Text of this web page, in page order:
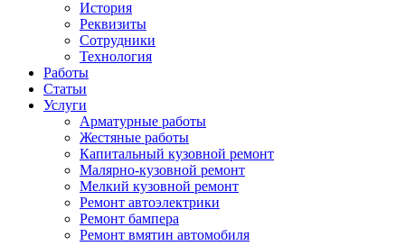
История
Реквизиты
Сотрудники
Технология
Работы
Статьи
Услуги
Арматурные работы
Жестяные работы
Капитальный кузовной ремонт
Малярно-кузовной ремонт
Мелкий кузовной ремонт
Ремонт автоэлектрики
Ремонт бампера
Ремонт вмятин автомобиля